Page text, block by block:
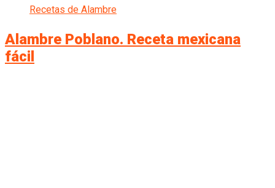
Recetas de Alambre
Alambre Poblano. Receta mexicana
fácil